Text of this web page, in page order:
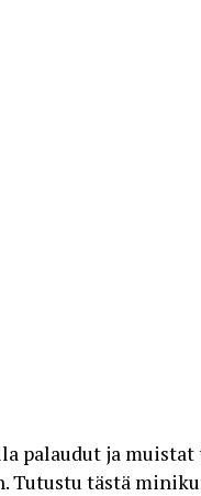
palaudut ja
Tutustu tästä